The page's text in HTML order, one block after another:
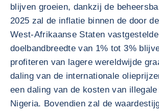
blijven groeien, dankzij de
2025 zal de inflatie binnen de door
West-Afrikaanse Staten vastgestelde
doelbandbreedte van 1% tot 3%
profiteren van lagere wereldwijde
daling van de internationale
een daling van de kosten van
Nigeria. Bovendien zal de